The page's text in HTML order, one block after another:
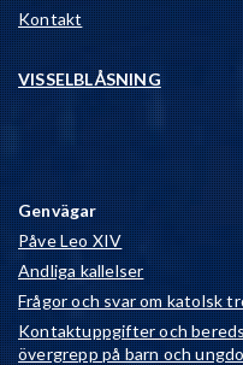
Kontakt
VISSELBLÅSNING
Genvägar
Påve Leo XIV
Andliga kallelser
Frågor och svar om katolsk
Kontaktuppgifter och
övergrepp på barn och